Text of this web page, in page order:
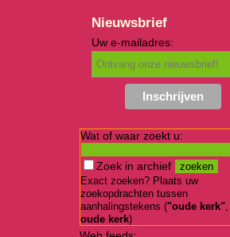
Nieuwsbrief
Uw e-mailadres:
Wat of waar zoekt u:
Zoek in archief
Exact zoeken? Plaats uw
zoekopdrachten tussen
aanhalingstekens ("oude kerk"
oude kerk)